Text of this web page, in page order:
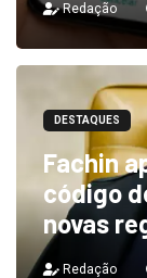
Redação
DESTAQUES
Fachin
código
novas
Redação